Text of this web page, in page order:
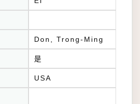
Don, Trong-Ming
是
USA